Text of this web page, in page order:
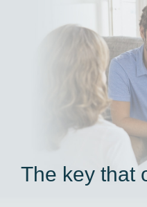
The key that